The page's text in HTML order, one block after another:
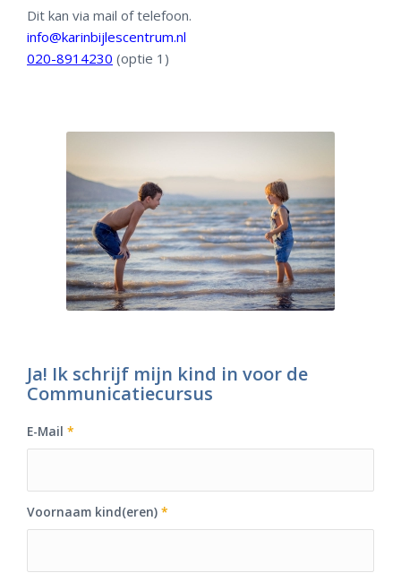
Dit kan via mail of telefoon.
info@karinbijlescentrum.nl
020-8914230 (optie 1)
Ja! Ik schrijf mijn kind in voor de
Communicatiecursus
E-Mail *
Voornaam kind(eren) *